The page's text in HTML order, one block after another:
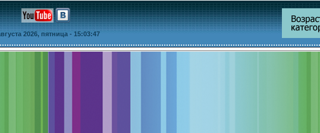
2026, пятница - 15:03:47